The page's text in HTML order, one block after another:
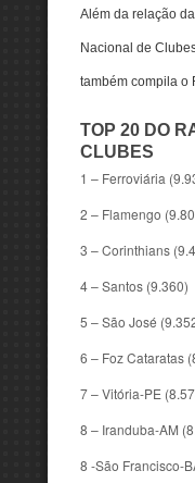
Além da relação
Nacional de
também compila o
TOP 20 DO
CLUBES
1 – Ferroviária
2 – Flamengo
3 – Corinthians
4 – Santos (9.360)
5 – São José
6 – Foz Cataratas
7 – Vitória-PE
8 – Iranduba-AM
8 -São Francisco-